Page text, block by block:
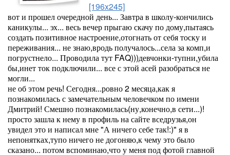
[196x245]
вот и прошел очередной день... Завтра в школу-кончились
каникулы... эх... весь вечер прыгаю скачу по дому,пытаясь
создать позитивное настроение,отогнать от себя тоску и
переживания... не знаю,вродь получалось...села за комп,и
погрустнело... Проводила тут FAQ)))девчонки-тупни,убила
бы,инет ток подключили... все с этой асей разобраться не
могли...
не об этом речь! Сегодня...ровно 2 месяца,как я
познакомилась с замечательным человечком по имени
Дмитрий! Смешно познакомилась(ну,конечно,в сети...)!
просто зашла к нему в профиль на сайте вседрузья,он
увидел это и написал мне "А ничего себе так!:)" я в
непонятках,тупо ничего не догоняю,к чему это было
сказано... потом вспоминаю,что у меня под фотой главной